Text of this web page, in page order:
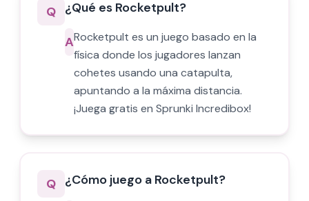
Q ¿Qué es Rocketpult?
ARocketpult es un juego basado en la
física donde los jugadores lanzan
cohetes usando una catapulta,
apuntando a la máxima distancia.
¡Juega gratis en Sprunki Incredibox!
Q ¿Cómo juego a Rocketpult?